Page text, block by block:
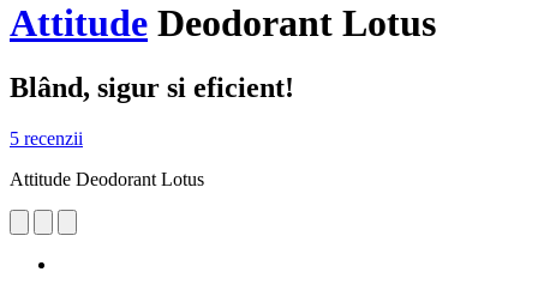
Attitude Deodorant Lotus
Blând, sigur si eficient!
5 recenzii
Attitude Deodorant Lotus